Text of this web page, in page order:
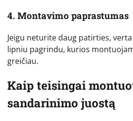
4. Montavimo paprastumas
Jeigu neturite daug patirties,
lipniu pagrindu, kurios
greičiau.
Kaip teisingai
sandarinimo juostą